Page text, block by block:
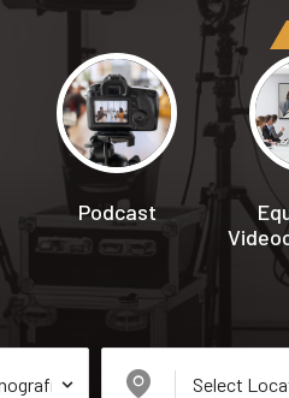
Podcast